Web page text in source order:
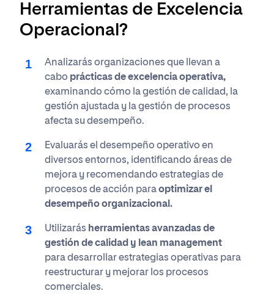
Herramientas de Excelencia
Operacional?
Analizarás organizaciones que llevan a
cabo prácticas de excelencia operativa,
examinando cómo la gestión de calidad, la
gestión ajustada y la gestión de procesos
afecta su desempeño.
Evaluarás el desempeño operativo en
diversos entornos, identificando áreas de
mejora y recomendando estrategias de
procesos de acción paraoptimizar el
desempeño organizacional.
Utilizarás herramientas avanzadas de
gestión de calidad y lean management
para desarrollar estrategias operativas para
reestructurar y mejorar los procesos
comerciales.